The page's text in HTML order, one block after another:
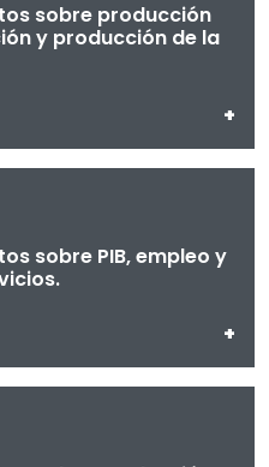
sobre producción
y producción de la
+
sobre PIB, empleo y
+